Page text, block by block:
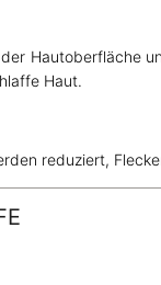
Hautoberfläche
Haut.
reduziert,